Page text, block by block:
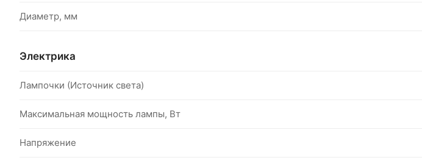
Диаметр, мм
Электрика
Лампочки (Источник света)
Максимальная мощность лампы, Вт
Напряжение